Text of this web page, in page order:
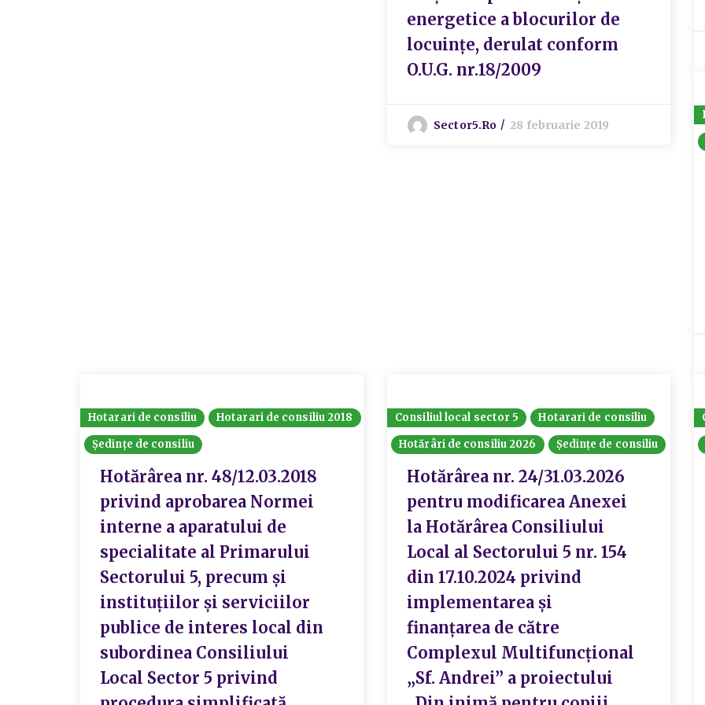
energetice a blocurilor de
locuințe, derulat conform
O.U.G. nr.18/2009
Sector5.ro 28 februarie 2019
Hotarari de consiliu
Hotarari de consiliu 2018
Ședințe de consiliu
Hotărârea nr. 48/12.03.2018
privind aprobarea Normei
interne a aparatului de
specialitate al Primarului
Sectorului 5, precum și
instituțiilor și serviciilor
publice de interes local din
subordinea Consiliului
Local Sector 5 privind
Consiliul local sector 5
Hotarari de consiliu
Hotărâri de consiliu 2026
Ședințe de consiliu
Hotărârea nr. 24/31.03.2026
pentru modificarea Anexei
la Hotărârea Consiliului
Local al Sectorului 5 nr. 154
din 17.10.2024 privind
implementarea și
finanțarea de către
Complexul Multifuncțional
„Sf. Andrei” a proiectului